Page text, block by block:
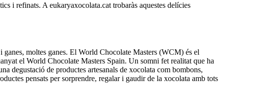
i refinats. A eukaryaxocolata.cat trobaràs aquestes delícies
moltes ganes. El World Chocolate Masters (WCM) és el
el World Chocolate Masters Spain. Un somni fet realitat que ha
degustació de productes artesanals de xocolata com bombons,
pensats per sorprendre, regalar i gaudir de la xocolata amb tots